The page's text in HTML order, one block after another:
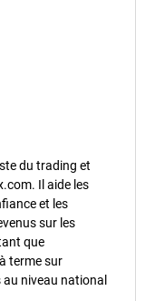
du trading et
Il aide les
et les
sur les
que
terme sur
niveau national